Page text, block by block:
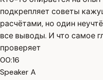
подкрепляет советы
расчётами, но один
все выводы. И что самое
проверяет
00:16
Speaker A